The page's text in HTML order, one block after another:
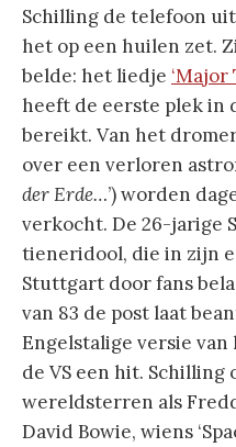
Schilling de telefoon
het op een huilen zet.
belde: het liedje ‘Major
heeft de eerste plek in
bereikt. Van het
over een verloren
der Erde…’) worden
verkocht. De 26-jarige
tieneridool, die in zijn
Stuttgart door fans
van 83 de post laat
Engelstalige versie
de VS een hit.
wereldsterren als
David Bowie, wiens